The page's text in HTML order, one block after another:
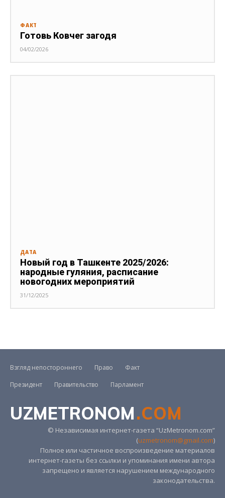
ФАКТ
Готовь Ковчег загодя
04/02/2026
ДАТА
Новый год в Ташкенте 2025/2026:
народные гуляния, расписание
новогодних мероприятий
31/12/2025
Взгляд непостороннего Право
Факт
Президент
Правительство Парламент
UZMETRONOM.COM
© Независимая интернет-газета “UzMetronom.com”
(uzmetronom@gmail.com)
Полное или частичное воспроизведение материалов
интернет-газеты без ссылки и упоминания имени автора
запрещено и является нарушением международного
законодательства.